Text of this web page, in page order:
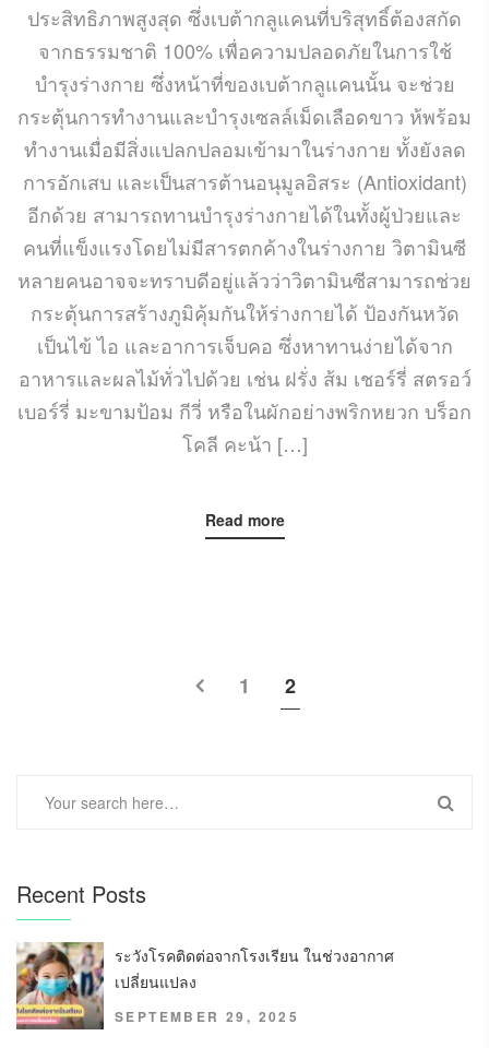
ประสิทธิภาพสูงสุด ซึ่งเบต้ากลูแคนที่บริสุทธิ์ต้องสกัด
จากธรรมชาติ 100% เพื่อความปลอดภัยในการใช้
บำรุงร่างกาย ซึ่งหน้าที่ของเบต้ากลูแคนนั้น จะช่วย
กระตุ้นการทำงานและบำรุงเซลล์เม็ดเลือดขาว ห้พร้อม
ทำงานเมื่อมีสิ่งแปลกปลอมเข้ามาในร่างกาย ทั้งยังลด
การอักเสบ และเป็นสารต้านอนุมูลอิสระ (Antioxidant)
อีกด้วย สามารถทานบำรุงร่างกายได้ในทั้งผู้ป่วยและ
คนที่แข็งแรงโดยไม่มีสารตกค้างในร่างกาย วิตามินซี
หลายคนอาจจะทราบดีอยู่แล้วว่าวิตามินซีสามารถช่วย
กระตุ้นการสร้างภูมิคุ้มกันให้ร่างกายได้ ป้องกันหวัด
เป็นไข้ ไอ และอาการเจ็บคอ ซึ่งหาทานง่ายได้จาก
อาหารและผลไม้ทั่วไปด้วย เช่น ฝรั่ง ส้ม เชอร์รี่ สตรอว์
เบอร์รี่ มะขามป้อม กีวี่ หรือในผักอย่างพริกหยวก บร็อก
โคลี คะน้า […]
Read more
1 2
Recent Posts
ระวังโรคติดต่อจากโรงเรียน ในช่วงอากาศ
เปลี่ยนแปลง
SEPTEMBER 29, 2025